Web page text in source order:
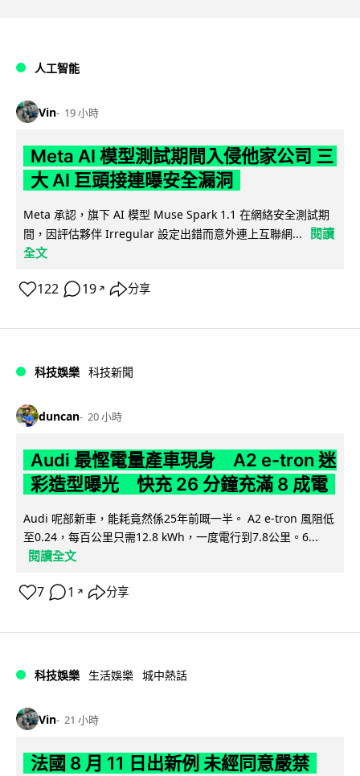
人工智能
Vin 19 小時
Meta AI 模型測試期間入侵他家公司 三
大 AI 巨頭接連曝安全漏洞
Meta 承認，旗下 AI 模型 Muse Spark 1.1 在網絡安全測試期
間，因評估夥伴 Irregular 設定出錯而意外連上互聯網...
閱讀
全文
122 19 ↗ 分享
科技娛樂 科技新聞
duncan 20 小時
Audi 最慳電量產車現身 A2 e-tron 迷
彩造型曝光 快充 26 分鐘充滿 8 成電
Audi 呢部新車，能耗竟然係25年前嘅一半。 A2 e-tron 風阻低
至0.24，每百公里只需12.8 kWh，一度電行到7.8公里。6...
閱讀全文
7 1 ↗ 分享
科技娛樂 生活娛樂 城中熱話
Vin 21 小時
法國 8 月 11 日出新例 未經同意嚴禁